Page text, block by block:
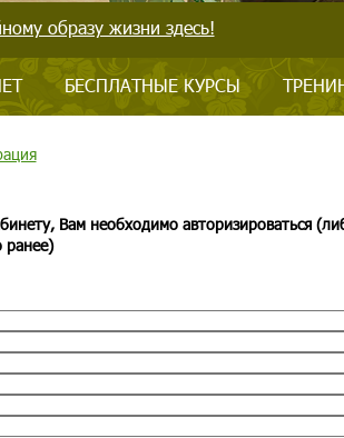
образу жизни здесь!
БЕСПЛАТНЫЕ КУРСЫ
Вам необходимо авторизироваться
ранее)